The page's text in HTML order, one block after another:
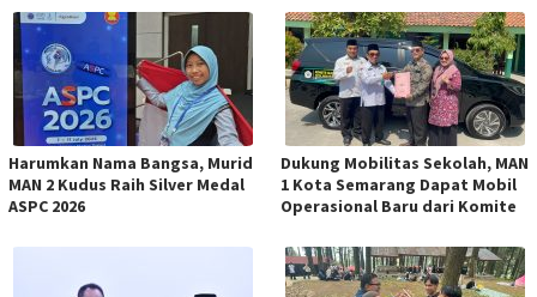
Harumkan Nama Bangsa, Murid
MAN 2 Kudus Raih Silver Medal
ASPC 2026
Dukung Mobilitas Sekolah, MAN
1 Kota Semarang Dapat Mobil
Operasional Baru dari Komite